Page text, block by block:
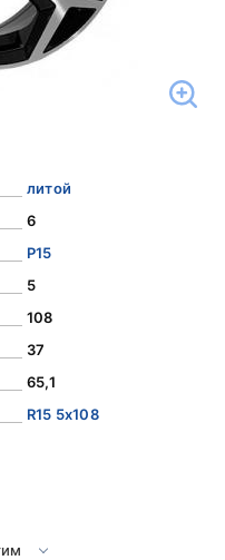
литой
6
Р15
5
108
37
65,1
R15 5x108